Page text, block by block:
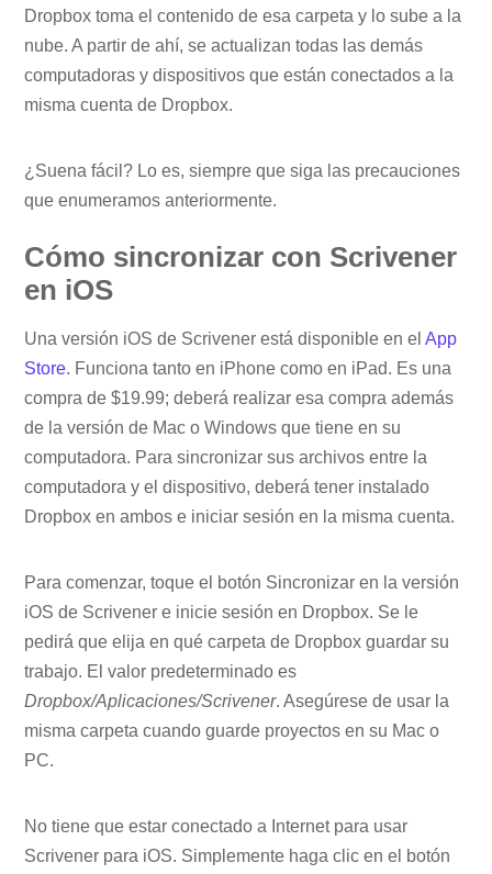
Dropbox toma el contenido de esa carpeta y lo sube a la
nube. A partir de ahí, se actualizan todas las demás
computadoras y dispositivos que están conectados a la
misma cuenta de Dropbox.
¿Suena fácil? Lo es, siempre que siga las precauciones
que enumeramos anteriormente.
Cómo sincronizar con Scrivener
en iOS
Una versión iOS de Scrivener está disponible en elApp
Store. Funciona tanto en iPhone como en iPad. Es una
compra de $19.99; deberá realizar esa compra además
de la versión de Mac o Windows que tiene en su
computadora. Para sincronizar sus archivos entre la
computadora y el dispositivo, deberá tener instalado
Dropbox en ambos e iniciar sesión en la misma cuenta.
Para comenzar, toque el botón Sincronizar en la versión
iOS de Scrivener e inicie sesión en Dropbox. Se le
pedirá que elija en qué carpeta de Dropbox guardar su
trabajo. El valor predeterminado es
Dropbox/Aplicaciones/Scrivener. Asegúrese de usar la
misma carpeta cuando guarde proyectos en su Mac o
PC.
No tiene que estar conectado a Internet para usar
Scrivener para iOS. Simplemente haga clic en el botón